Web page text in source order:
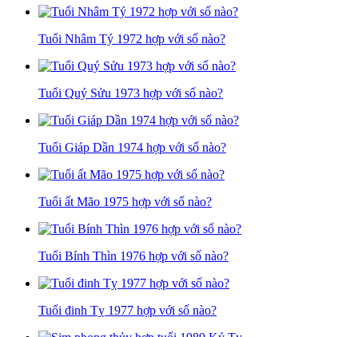
Tuổi Nhâm Tý 1972 hợp với số nào?
Tuổi Quý Sửu 1973 hợp với số nào?
Tuổi Giáp Dần 1974 hợp với số nào?
Tuổi ất Mão 1975 hợp với số nào?
Tuổi Bính Thìn 1976 hợp với số nào?
Tuổi đinh Tỵ 1977 hợp với số nào?